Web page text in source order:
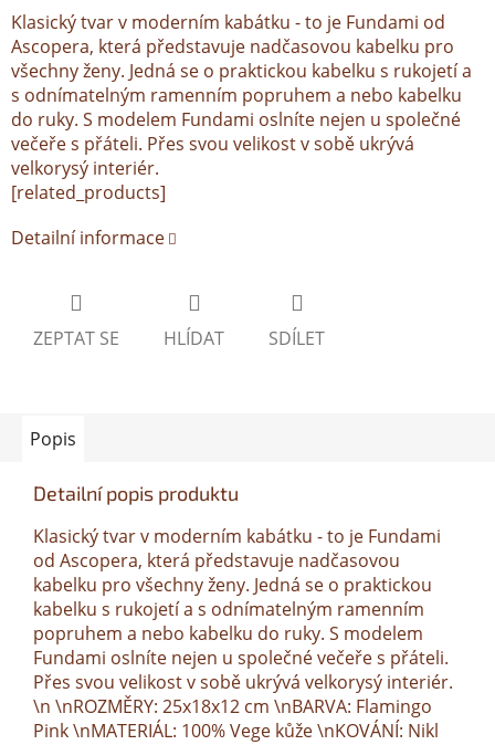
Klasický tvar v moderním kabátku - to je Fundami od
Ascopera, která představuje nadčasovou kabelku pro
všechny ženy. Jedná se o praktickou kabelku s rukojetí a
s odnímatelným ramenním popruhem a nebo kabelku
do ruky. S modelem Fundami oslníte nejen u společné
večeře s přáteli. Přes svou velikost v sobě ukrývá
velkorysý interiér.
[related_products]
Detailní informace
ZEPTAT SE HLÍDAT SDÍLET
Popis
Detailní popis produktu
Klasický tvar v moderním kabátku - to je Fundami
od Ascopera, která představuje nadčasovou
kabelku pro všechny ženy. Jedná se o praktickou
kabelku s rukojetí a s odnímatelným ramenním
popruhem a nebo kabelku do ruky. S modelem
Fundami oslníte nejen u společné večeře s přáteli.
Přes svou velikost v sobě ukrývá velkorysý interiér.
\n \nROZMĚRY: 25x18x12 cm \nBARVA: Flamingo
Pink \nMATERIÁL: 100% Vege kůže \nKOVÁNÍ: Nikl